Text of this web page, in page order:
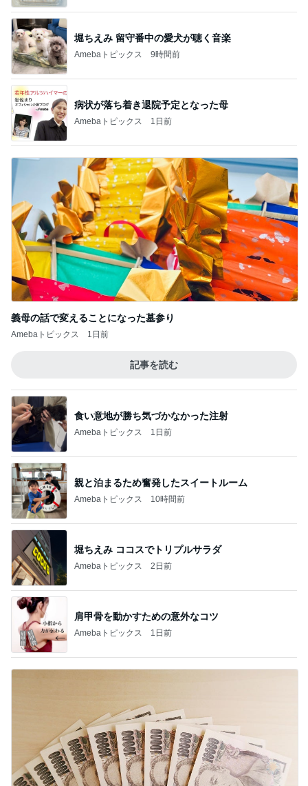
堀ちえみ 留守番中の愛犬が聴く音楽
Amebaトピックス 9時間前
病状が落ち着き退院予定となった母
Amebaトピックス 1日前
義母の話で変えることになった墓参り
Amebaトピックス 1日前
記事を読む
食い意地が勝ち気づかなかった注射
Amebaトピックス 1日前
親と泊まるため奮発したスイートルーム
Amebaトピックス 10時間前
堀ちえみ ココスでトリプルサラダ
Amebaトピックス 2日前
肩甲骨を動かすための意外なコツ
Amebaトピックス 1日前